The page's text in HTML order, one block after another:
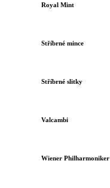
Royal Mint
Stříbrné mince
Stříbrné slitky
Valcambi
Wiener Philharmoniker